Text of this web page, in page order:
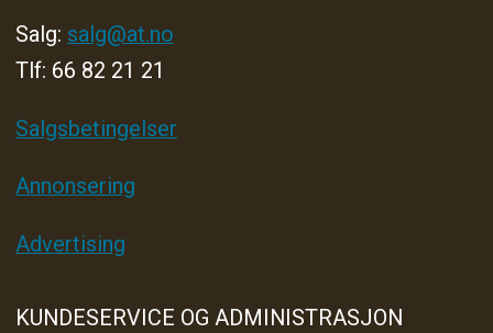
Salg: salg@at.no
Tlf: 66 82 21 21
Salgsbetingelser
Annonsering
Advertising
KUNDESERVICE OG ADMINISTRASJON